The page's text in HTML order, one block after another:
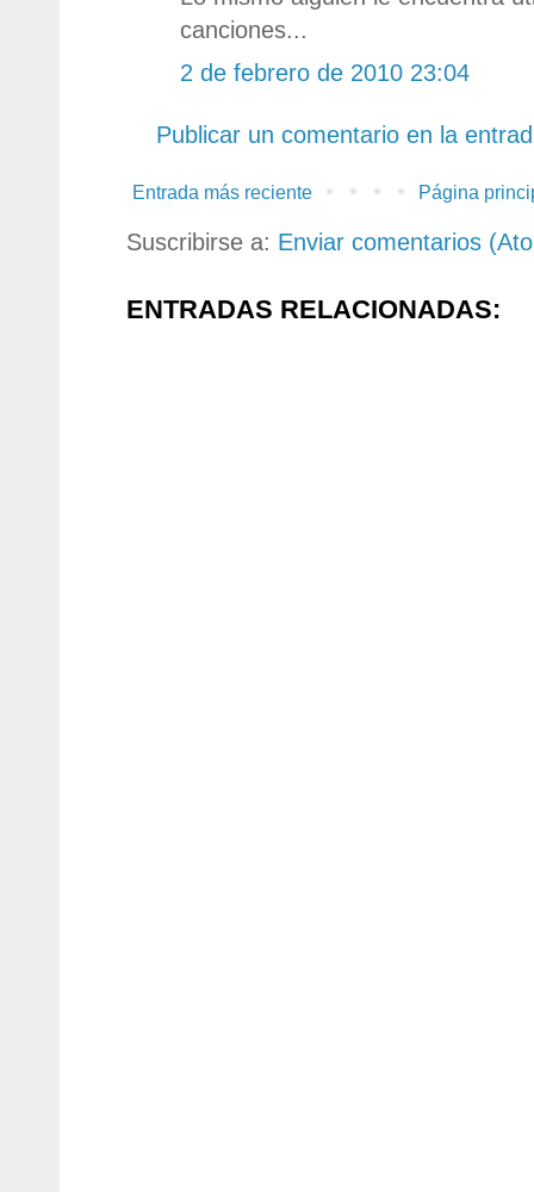
canciones...
2 de febrero de 2010 23:04
Publicar un comentario en la
Entrada más reciente Página
Suscribirse a: Enviar comentarios
ENTRADAS RELACIONADAS: